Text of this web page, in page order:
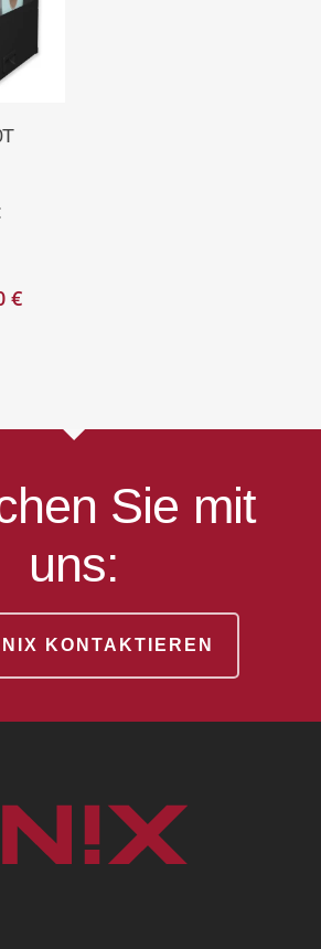
€Aktueller
Sie mit
uns:
KONTAKTIEREN